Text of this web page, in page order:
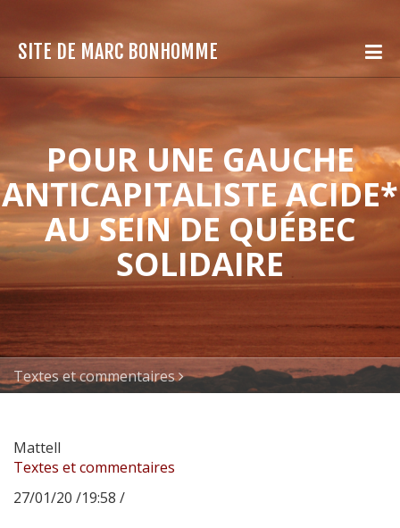
SITE DE MARC BONHOMME
POUR UNE GAUCHE
ANTICAPITALISTE ACIDE*
AU SEIN DE QUÉBEC
SOLIDAIRE
Textes et commentaires
Mattell
Textes et commentaires
27/01/20 /19:58 /